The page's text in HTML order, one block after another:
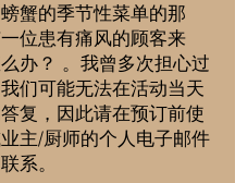
蟹的季节性菜单的那
位患有痛风的顾客来
办？ 。我曾多次担心过
们可能无法在活动当天
复，因此请在预订前使
主/厨师的个人电子邮件
系。